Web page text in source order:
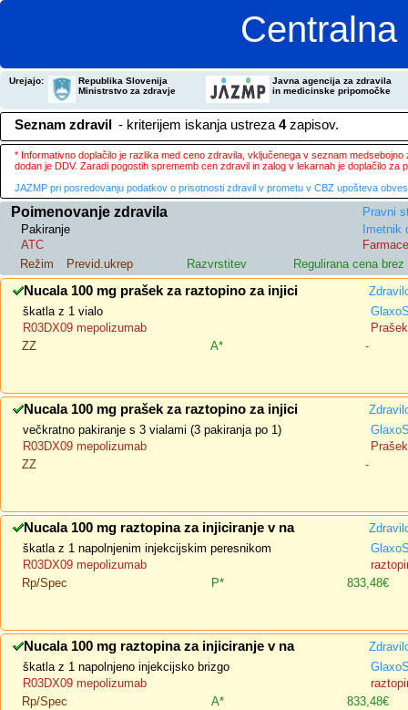
Urejajo:
Republika Slovenija
Ministrstvo za zdravje
Javna agencija za zdravila
in medicinske pripomočke
Seznam zdravil - kriterijem iskanja ustreza 4zapisov.
* Informativno doplačilo je razlika med ceno zdravila, vključenega v seznam
dodan je DDV. Zaradi pogostih sprememb cen zdravil in zalog v lekarnah je doplačilo
JAZMP pri posredovanju podatkov o prisotnosti zdravil v prometu v CBZ upošteva
Poimenovanje zdravila
Pravni
Pakiranje
Imetnik
ATC
Režim
Previd.ukrep Razvrstitev Regulirana cena brez
Nucala 100 mg prašek za raztopino za injici
škatla z 1 vialo
R03DX09 mepolizumab
ZZ
A* -
Nucala 100 mg prašek za raztopino za injici
večkratno pakiranje s 3 vialami (3 pakiranja po 1)
R03DX09 mepolizumab
ZZ
-
Nucala 100 mg raztopina za injiciranje v na
škatla z 1 napolnjenim injekcijskim peresnikom
R03DX09 mepolizumab
Rp/Spec
P* 833,48€
Nucala 100 mg raztopina za injiciranje v na
škatla z 1 napolnjeno injekcijsko brizgo
R03DX09 mepolizumab
Rp/Spec
A* 833,48€